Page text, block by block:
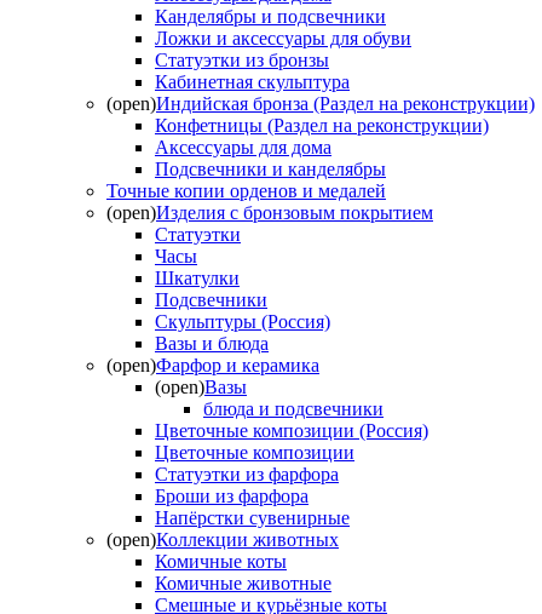
Канделябры и подсвечники
Ложки и аксессуары для обуви
Статуэтки из бронзы
Кабинетная скульптура
(open)Индийская бронза (Раздел на реконструкции)
Конфетницы (Раздел на реконструкции)
Аксессуары для дома
Подсвечники и канделябры
Точные копии орденов и медалей
(open)Изделия с бронзовым покрытием
Статуэтки
Часы
Шкатулки
Подсвечники
Скульптуры (Россия)
Вазы и блюда
(open)Фарфор и керамика
(open)Вазы
блюда и подсвечники
Цветочные композиции (Россия)
Цветочные композиции
Статуэтки из фарфора
Броши из фарфора
Напёрстки сувенирные
(open)Коллекции животных
Комичные коты
Комичные животные
Смешные и курьёзные коты